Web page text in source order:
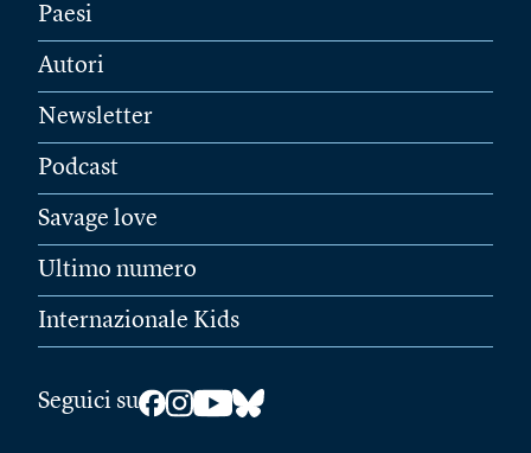
Paesi
Autori
Newsletter
Podcast
Savage love
Ultimo numero
Internazionale Kids
Seguici su